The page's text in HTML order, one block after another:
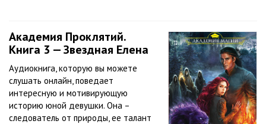
Академия Проклятий.
Книга 3 — Звездная Елена
Аудиокнига, которую вы можете
слушать онлайн, поведает
интересную и мотивирующую
историю юной девушки. Она –
следователь от природы, ее талант